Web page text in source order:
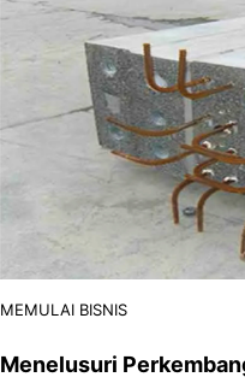
MEMULAI BISNIS
Menelusuri